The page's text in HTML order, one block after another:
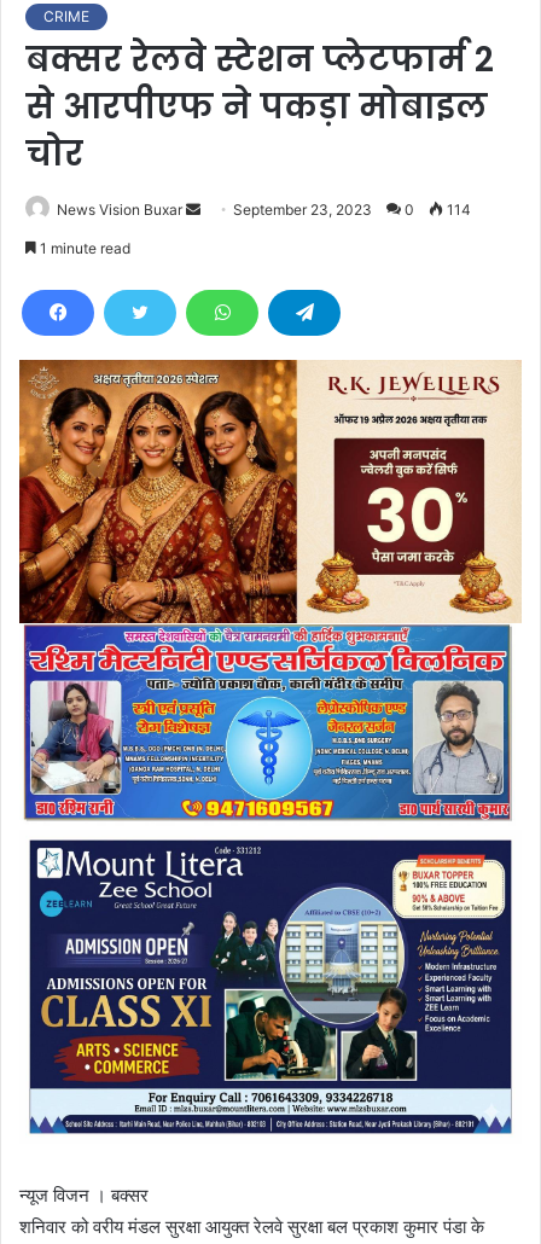
CRIME
बक्सर रेलवे स्टेशन प्लेटफार्म 2
से आरपीएफ ने पकड़ा मोबाइल
चोर
News Vision Buxar
d
e
m
a
i
l
September 23, 2023 0 114
1 minute read
न्यूज विजन । बक्सर
शनिवार को वरीय मंडल सुरक्षा आयुक्त रेलवे सुरक्षा बल प्रकाश कुमार पंडा के